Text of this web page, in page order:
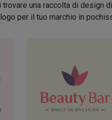
una raccolta di design
per il tuo marchio in